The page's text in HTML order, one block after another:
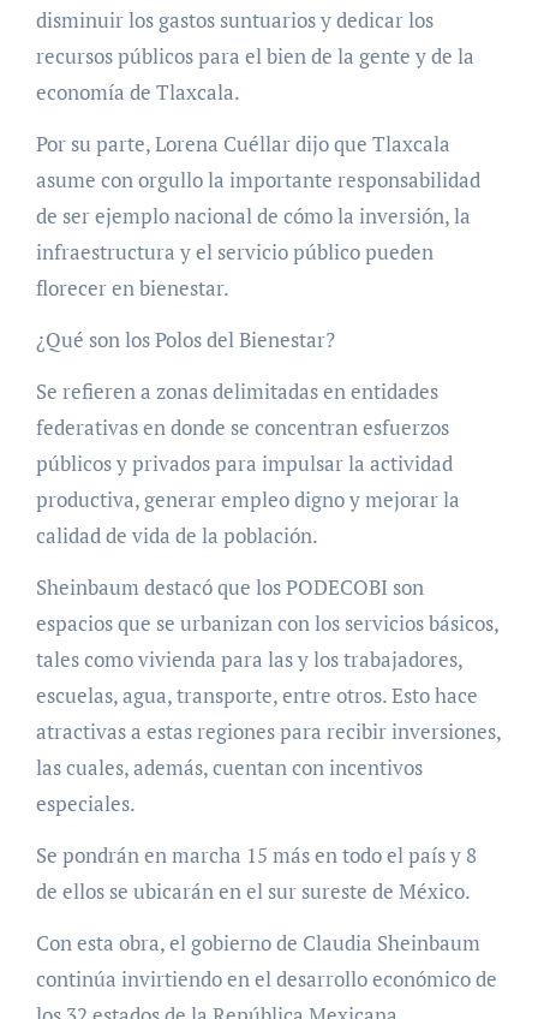
disminuir los gastos suntuarios y dedicar los
recursos públicos para el bien de la gente y de la
economía de Tlaxcala.
Por su parte, Lorena Cuéllar dijo que Tlaxcala
asume con orgullo la importante responsabilidad
de ser ejemplo nacional de cómo la inversión, la
infraestructura y el servicio público pueden
florecer en bienestar.
¿Qué son los Polos del Bienestar?
Se refieren a zonas delimitadas en entidades
federativas en donde se concentran esfuerzos
públicos y privados para impulsar la actividad
productiva, generar empleo digno y mejorar la
calidad de vida de la población.
Sheinbaum destacó que los PODECOBI son
espacios que se urbanizan con los servicios básicos,
tales como vivienda para las y los trabajadores,
escuelas, agua, transporte, entre otros. Esto hace
atractivas a estas regiones para recibir inversiones,
las cuales, además, cuentan con incentivos
especiales.
Se pondrán en marcha 15 más en todo el país y 8
de ellos se ubicarán en el sur sureste de México.
Con esta obra, el gobierno de Claudia Sheinbaum
continúa invirtiendo en el desarrollo económico de